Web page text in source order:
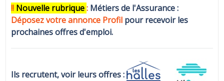
!! Nouvelle rubrique: Métiers de l'Assurance :
Déposez votre annonce Profil pour recevoir les
prochaines offres d'emploi.
Ils recrutent, voir leurs offres :